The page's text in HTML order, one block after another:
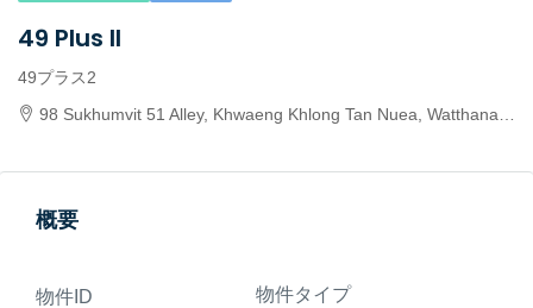
49 Plus II
49プラス2
98 Sukhumvit 51 Alley, Khwaeng Khlong Tan Nuea, Watthana, Krung Thep Maha Nakhon 10110, Thailand
概要
物件ID
物件タイプ